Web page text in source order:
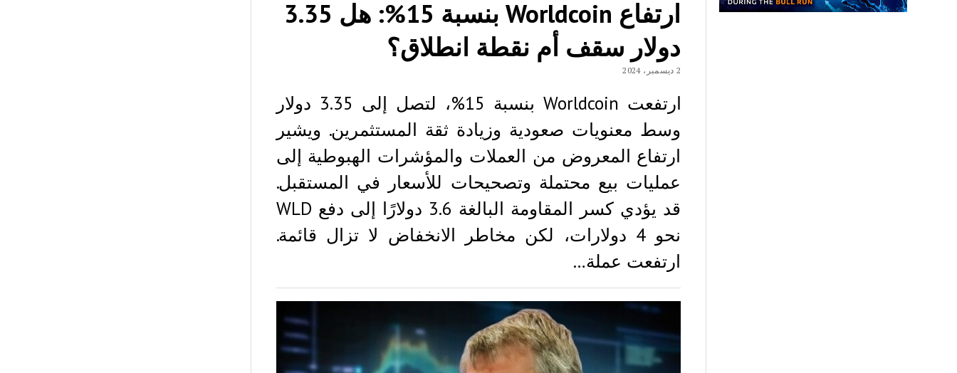
ارتفاع Worldcoin بنسبة 15%: هل 3.35
دولار سقف أم نقطة انطلاق؟
2 ديسمبر، 2024
ارتفعت Worldcoin بنسبة 15%، لتصل إلى 3.35 دولار
وسط معنويات صعودية وزيادة ثقة المستثمرين. ويشير
ارتفاع المعروض من العملات والمؤشرات الهبوطية إلى
عمليات بيع محتملة وتصحيحات للأسعار في المستقبل.
قد يؤدي كسر المقاومة البالغة 3.6 دولارًا إلى دفع WLD
نحو 4 دولارات، لكن مخاطر الانخفاض لا تزال قائمة.
ارتفعت عملة…